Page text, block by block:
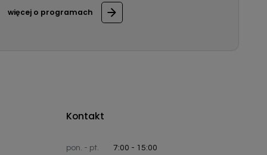
więcej o programach
Kontakt
pon. - pt. 7:00 - 15:00